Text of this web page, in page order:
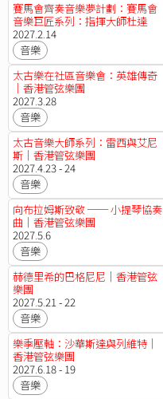
賽馬會齊奏音樂夢計劃：賽馬會
音樂巨匠系列：指揮大師杜達
美：羅密歐與茱麗葉｜香港管弦
樂團
2027.2.14
音樂
太古樂在社區音樂會：英雄傳奇
｜香港管弦樂團
2027.3.28
音樂
太古音樂大師系列：雷西與艾尼
斯｜香港管弦樂團
2027.4.23 - 24
音樂
向布拉姆斯致敬 ── 小提琴協奏
曲｜香港管弦樂團
2027.5.6
音樂
赫德里希的巴格尼尼｜香港管弦
樂團
2027.5.21 - 22
音樂
樂季壓軸：沙華斯達與列維特｜
香港管弦樂團
2027.6.18 - 19
音樂